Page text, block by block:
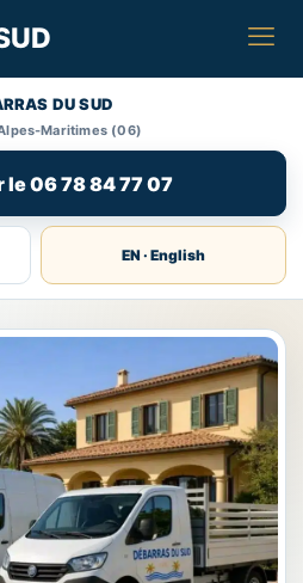
DU SUD
Maritimes (06)
06 78 84 77 07
EN · English